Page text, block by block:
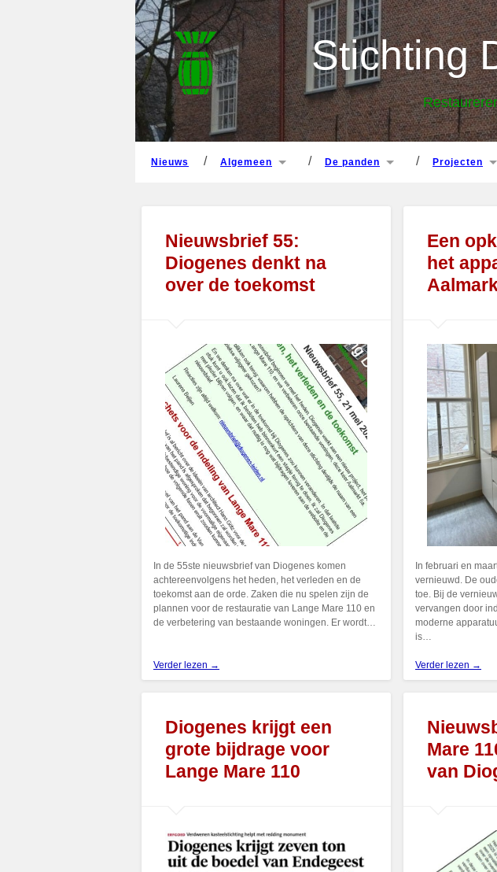
Stichting
nieuws algemeen de panden projecten
nieuws algemeen de panden projecten
Nieuwsbrief 55:
Diogenes denkt na
over de toekomst
In de 55ste nieuwsbrief van Diogenes komen
achtereenvolgens het heden, het verleden en de
toekomst aan de orde. Zaken die nu spelen zijn de
plannen voor de restauratie van Lange Mare 110 en
de verbetering van bestaande woningen. Er wordt…
Verder lezen →
Een
het
In februari en
vernieuwd. De
toe. Bij de
vervangen door
moderne
is…
Verder lezen →
Diogenes krijgt een
grote bijdrage voor
Lange Mare 110
Mare
van